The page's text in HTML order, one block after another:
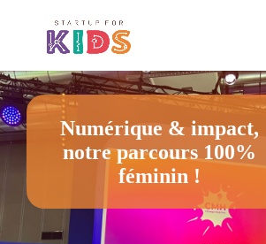
Numérique & impact,
notre parcours 100%
féminin !